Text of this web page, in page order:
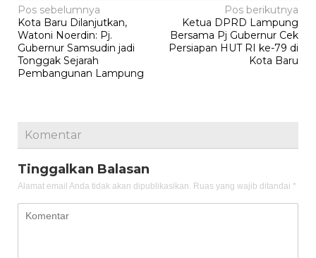
Navigasi
pos
Pos sebelumnya
Kota Baru Dilanjutkan,
Watoni Noerdin: Pj.
Gubernur Samsudin jadi
Tonggak Sejarah
Pembangunan Lampung
Pos berikutnya
Ketua DPRD Lampung
Bersama Pj Gubernur Cek
Persiapan HUT RI ke-79 di
Kota Baru
Komentar
Tinggalkan Balasan
Alamat email Anda tidak akan dipublikasikan. Ruas yang wajib ditandai *